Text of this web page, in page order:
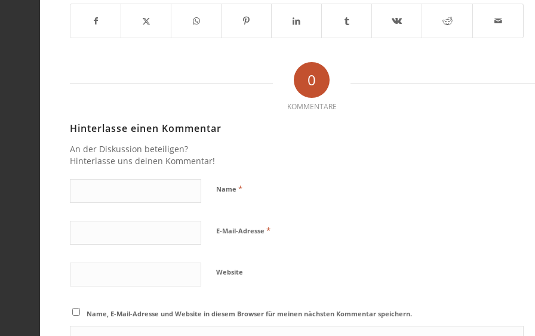
0
KOMMENTARE
Hinterlasse einen Kommentar
An der Diskussion beteiligen?
Hinterlasse uns deinen Kommentar!
Name*
E-Mail-Adresse*
Website
Name, E-Mail-Adresse und Website in diesem Browser für meinen nächsten Kommentar speichern.